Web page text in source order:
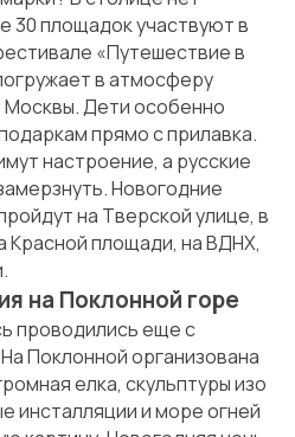
30 площадок участвуют в
«Путешествие в
в атмосферу
Москвы. Дети особенно
прямо с прилавка.
настроение, а русские
Новогодние
на Тверской улице, в
Красной площади, на ВДНХ,
на Поклонной горе
проводились еще с
Поклонной организована
елка, скульптуры изо
инсталляции и море огней